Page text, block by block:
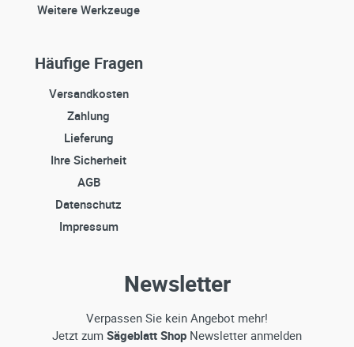
Weitere Werkzeuge
Häufige Fragen
Versandkosten
Zahlung
Lieferung
Ihre Sicherheit
AGB
Datenschutz
Impressum
Newsletter
Verpassen Sie kein Angebot mehr!
Jetzt zum Sägeblatt Shop Newsletter anmelden